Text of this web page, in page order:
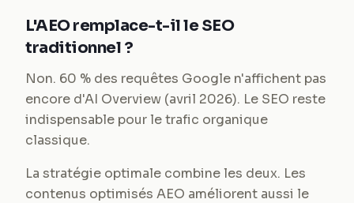
L'AEO remplace-t-il le SEO
traditionnel ?
Non. 60 % des requêtes Google n'affichent pas
encore d'AI Overview (avril 2026). Le SEO reste
indispensable pour le trafic organique
classique.
La stratégie optimale combine les deux. Les
contenus optimisés AEO améliorent aussi le